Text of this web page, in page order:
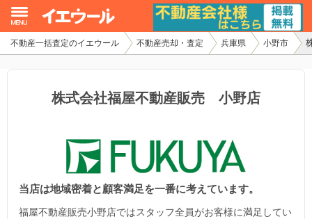
不動産一括査定のイエウール 不動産売却・査定 兵庫県 小野市
株式会社福屋不動産販売 小野店
当店は地域密着と顧客満足を一番に考えています。
福屋不動産販売小野店ではスタッフ全員がお客様に満足してい
イエウール加盟希望の不動産会社様
不動産の売却・一括査定
家査定シミュレーター